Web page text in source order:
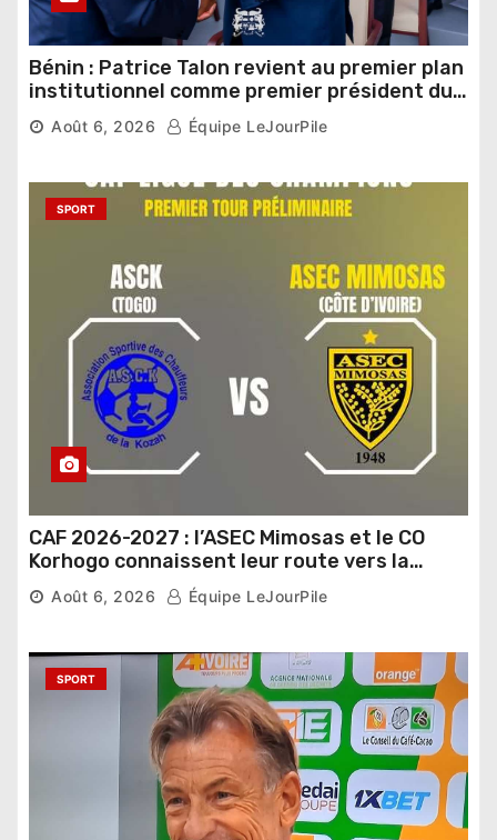
Bénin : Patrice Talon revient au premier plan
institutionnel comme premier président du
Sénat
Août 6, 2026 Équipe LeJourPile
SPORT
CAF 2026-2027 : l’ASEC Mimosas et le CO
Korhogo connaissent leur route vers la
phase de groupes
Août 6, 2026 Équipe LeJourPile
SPORT